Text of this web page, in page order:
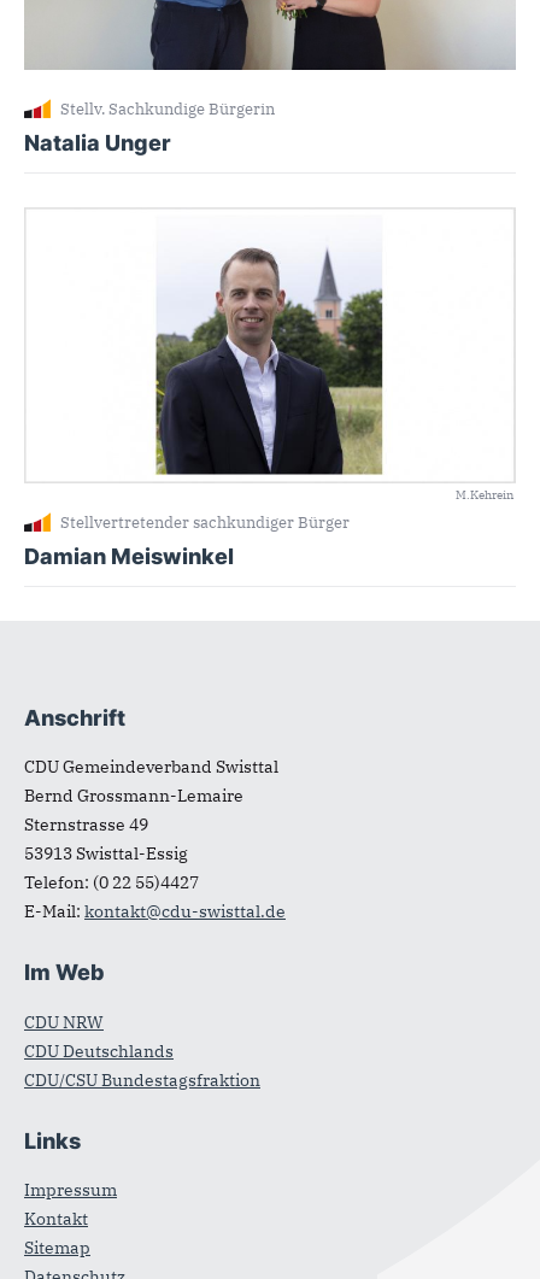
Stellv. Sachkundige Bürgerin
Natalia Unger
M.Kehrein
Stellvertretender sachkundiger Bürger
Damian Meiswinkel
Fußbereich
Anschrift
CDU Gemeindeverband Swisttal
Bernd Grossmann-Lemaire
Sternstrasse 49
53913Swisttal-Essig
Telefon: (0 22 55)4427
E-Mail: kontakt@cdu-swisttal.de
Im Web
CDU NRW
CDU Deutschlands
CDU/CSU Bundestagsfraktion
Links
Impressum
Kontakt
Sitemap